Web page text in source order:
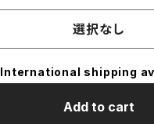
選択なし
International shipping
Add to cart